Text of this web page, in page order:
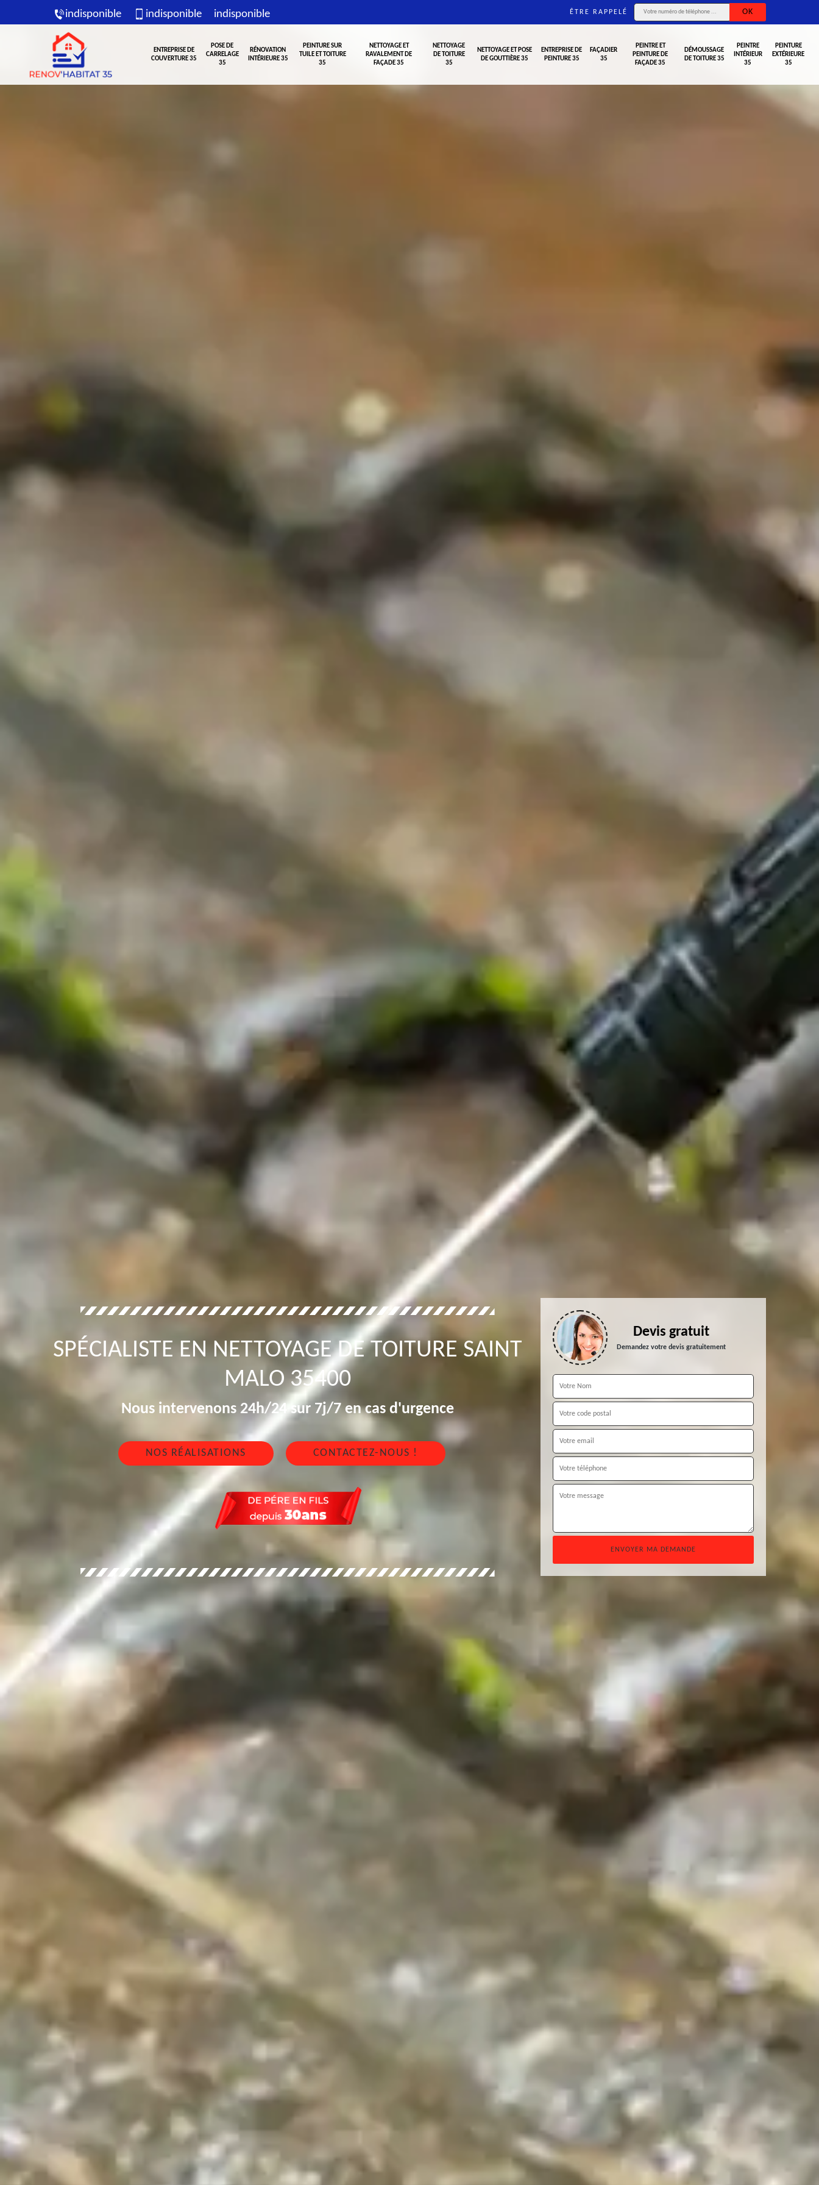
indisponible indisponible indisponible ÊTRE RAPPELÉ
ENTREPRISE DE
COUVERTURE 35
POSE DE
CARRELAGE
35
RÉNOVATION
INTÉRIEURE 35
PEINTURE SUR
TUILE ET TOITURE
35
NETTOYAGE ET
RAVALEMENT DE
FAÇADE 35
NETTOYAGE
DE TOITURE
35
NETTOYAGE ET POSE
DE GOUTTIÈRE 35
ENTREPRISE DE
PEINTURE 35
FAÇADIER
35
PEINTRE ET
PEINTURE DE
FAÇADE 35
DÉMOUSSAGE
DE TOITURE 35
PEINTRE
INTÉRIEUR
35
PEINTURE
EXTÉRIEURE
35
SPÉCIALISTE EN NETTOYAGE DE TOITURE SAINT
MALO 35400
Nous intervenons 24h/24 sur 7j/7 en cas d'urgence
NOS RÉALISATIONS CONTACTEZ-NOUS !
Devis gratuit
Demandez votre devis gratuitement